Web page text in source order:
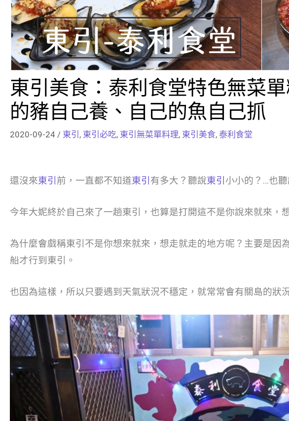
東引美食：泰利食堂特色無菜
的豬自己養、自己的魚自己抓
2020-09-24 / 東引 , 東引必吃, 東引無菜單料理, 東引美食, 泰利食堂
還沒來東引 前，一直都不知道東引 有多大？聽說東引 小小的？…也
今年大妮終於自己來了一趟東引，也算是打開這不是你說來就來，
為什麼會戲稱東引不是你想來就來，想走就走的地方呢？主要是因
船才行到東引。
也因為這樣，所以只要遇到天氣狀況不穩定，就常常會有關島的狀